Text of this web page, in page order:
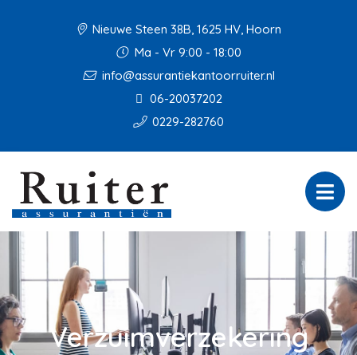
Nieuwe Steen 38B, 1625 HV, Hoorn
Ma - Vr 9:00 - 18:00
info@assurantiekantoorruiter.nl
06-20037202
0229-282760
Verzuimverzekering